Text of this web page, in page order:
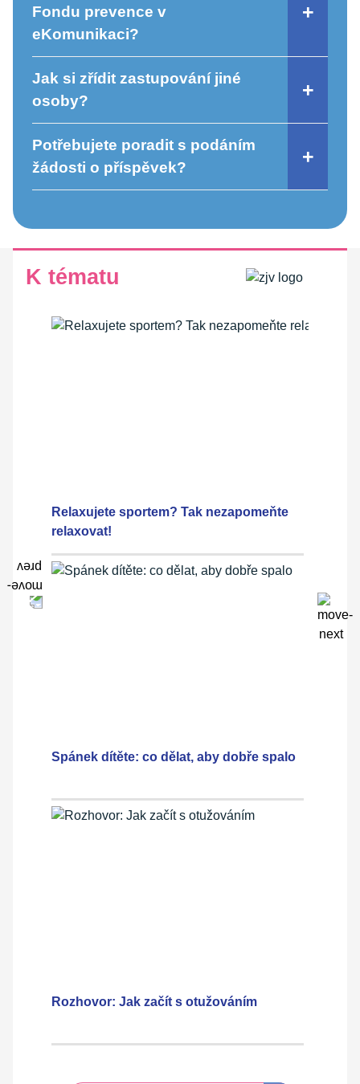
Fondu prevence v
eKomunikaci?
Jak si zřídit zastupování jiné
osoby?
Potřebujete poradit s podáním
žádosti o příspěvek?
K tématu
Relaxujete sportem? Tak nezapomeňte
relaxovat!
Spánek dítěte: co dělat, aby dobře spalo
Rozhovor: Jak začít s otužováním